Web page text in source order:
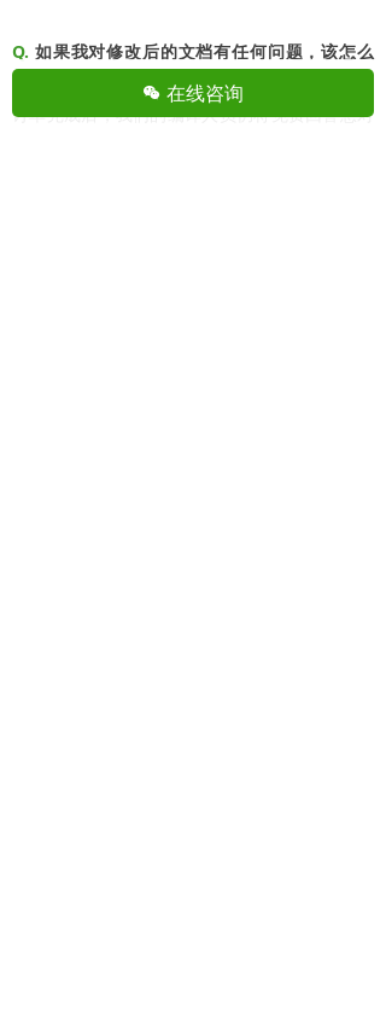
Q. 如果我对修改后的文档有任何问题，该怎么
订单完成后，我们的编译人员仍将免费回答您对
너 在线咨询